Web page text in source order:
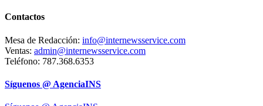
Contactos
Mesa de Redacción: info@internewsservice.com
Ventas: admin@internewsservice.com
Teléfono: 787.368.6353
Síguenos @ AgenciaINS